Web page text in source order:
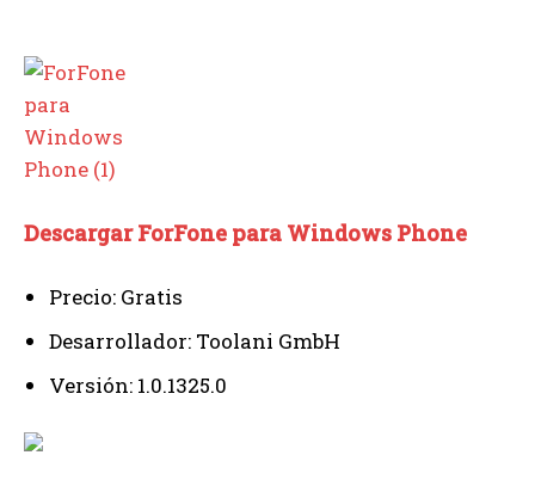
Descargar ForFone para Windows Phone
Precio: Gratis
Desarrollador: Toolani GmbH
Versión: 1.0.1325.0